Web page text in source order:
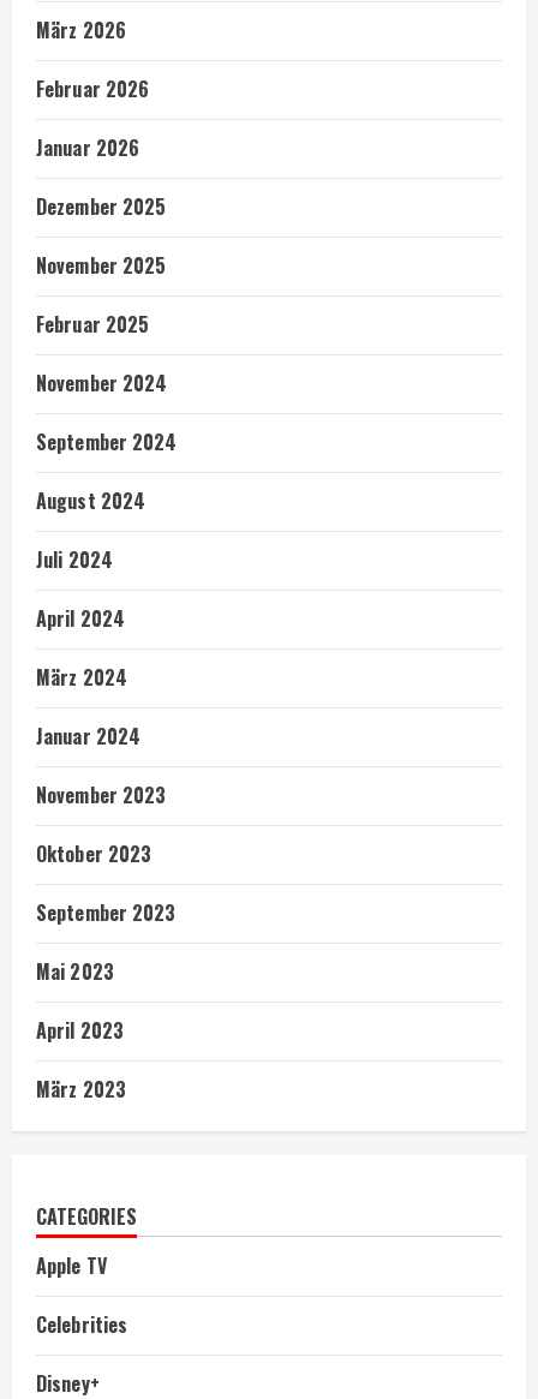
März 2026
Februar 2026
Januar 2026
Dezember 2025
November 2025
Februar 2025
November 2024
September 2024
August 2024
Juli 2024
April 2024
März 2024
Januar 2024
November 2023
Oktober 2023
September 2023
Mai 2023
April 2023
März 2023
CATEGORIES
Apple TV
Celebrities
Disney+